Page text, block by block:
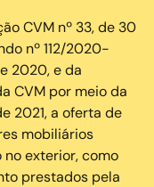
CVM nº 33, de 30
nº 112/2020-
2020, e da
CVM por meio da
2021, a oferta de
mobiliários
exterior, como
prestados pela